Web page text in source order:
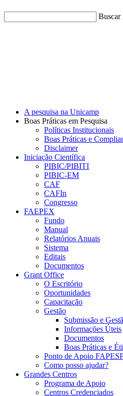
Buscar
A pesquisa na Unicamp
Boas Práticas em Pesquisa
Políticas Institucionais
Boas Práticas e
Disclaimer
Iniciação Científica
PIBIC/PIBITI
PIBIC-EM
CAF
CAFIn
Congresso
FAEPEX
Fundo
Manual
Relatórios Anuais
Sistema
Editais
Documentos
Grant Office
O Escritório
Oportunidades
Capacitação
Gestão
Submissão e
Informações Úteis
Documentos
Boas Práticas e
Ponto de Apoio
Como posso ajudar?
Grandes Centros
Programa de Apoio
Centros Credenciados